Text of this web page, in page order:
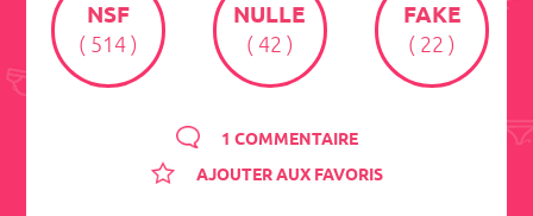
NSF
( 514 )
NULLE
( 42 )
FAKE
( 22 )
1 COMMENTAIRE
AJOUTER AUX FAVORIS